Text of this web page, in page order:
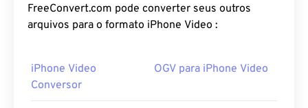
codecs, produzindo arquivos pequenos de
qualidade relativamente boa. A extensão de
Como abrir um arquivo MPEG?
FreeConvert.com pode converter seus outros
arquivos para o formato iPhone Video :
iPhone Video
Conversor
OGV para iPhone Video